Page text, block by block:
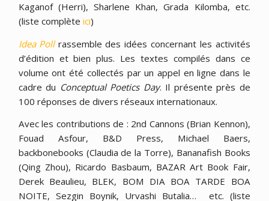
Kaganof (Herri), Sharlene Khan, Grada Kilomba, etc.
(liste complète ici)
Idea Pollrassemble des idées concernant les activités
d’édition et bien plus. Les textes compilés dans ce
volume ont été collectés par un appel en ligne dans le
cadre du Conceptual Poetics Day. Il présente près de
100 réponses de divers réseaux internationaux.
Avec les contributions de : 2nd Cannons (Brian Kennon),
Fouad Asfour, B&D Press, Michael Baers,
backbonebooks (Claudia de la Torre), Bananafish Books
(Qing Zhou), Ricardo Basbaum, BAZAR Art Book Fair,
Derek Beaulieu, BLEK, BOM DIA BOA TARDE BOA
NOITE, Sezgin Boynik, Urvashi Butalia… etc. (liste